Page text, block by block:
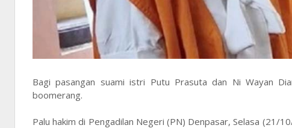
Bagi pasangan suami istri Putu Prasuta dan Ni Wayan
boomerang.
Palu hakim di Pengadilan Negeri (PN) Denpasar, Selasa (21/